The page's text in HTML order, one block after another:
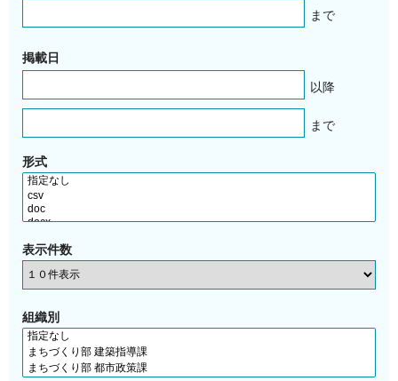
まで
掲載日
以降
まで
形式
表示件数
組織別